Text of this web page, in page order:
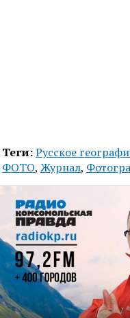
Теги:Русское
ФОТО, Журнал,